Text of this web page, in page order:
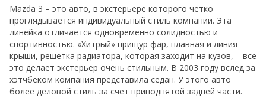
Mazda 3 – это авто, в экстерьере которого четко
проглядывается индивидуальный стиль компании. Эта
линейка отличается одновременно солидностью и
спортивностью. «Хитрый» прищур фар, плавная и линия
крыши, решетка радиатора, которая заходит на кузов, – все
это делает экстерьер очень стильным. В 2003 году вслед за
хэтчбеком компания представила седан. У этого авто
более деловой стиль за счет приподнятой задней части.